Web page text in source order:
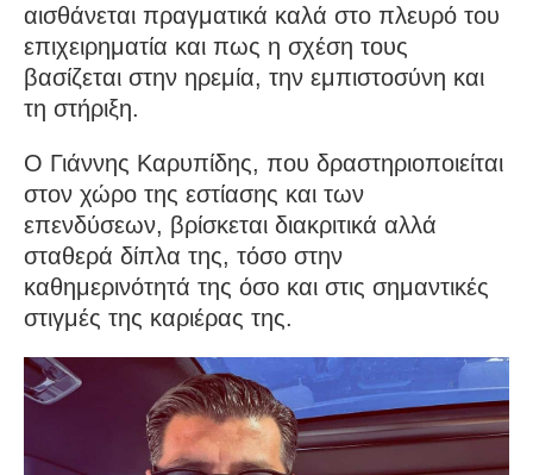
αισθάνεται πραγματικά καλά στο πλευρό του
επιχειρηματία και πως η σχέση τους
βασίζεται στην ηρεμία, την εμπιστοσύνη και
τη στήριξη.
Ο Γιάννης Καρυπίδης, που δραστηριοποιείται
στον χώρο της εστίασης και των
επενδύσεων, βρίσκεται διακριτικά αλλά
σταθερά δίπλα της, τόσο στην
καθημερινότητά της όσο και στις σημαντικές
στιγμές της καριέρας της.